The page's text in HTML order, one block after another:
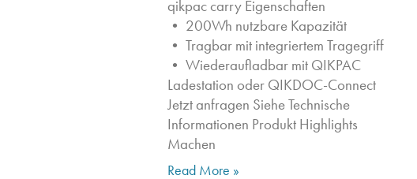
qikpac carry Eigenschaften ​
• 200Wh nutzbare Kapazität
• Tragbar mit integriertem Tragegriff
• Wiederaufladbar mit QIKPAC
Ladestation oder QIKDOC-Connect
Jetzt anfragen​ Siehe Technische
Informationen Produkt Highlights​
Machen
Read More »